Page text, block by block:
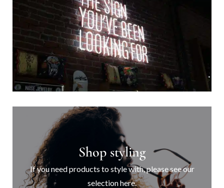
Shop styling
If you need products to style with, please see our
selection here.